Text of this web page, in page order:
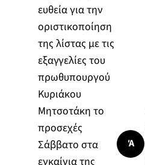
ευθεία για την
οριστικοποίηση
της λίστας με τις
εξαγγελίες του
πρωθυπουργού
Κυριάκου
Μητσοτάκη το
προσεχές
Σάββατο στα
εγκαίνια της
Ά